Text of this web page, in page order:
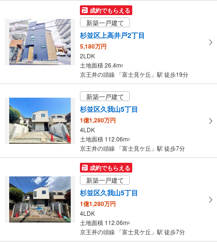
イ
ペ
ー
ジ
保
す
る
成約でもらえる
新築一戸建て
杉並区上高井戸2丁目
5,180万円
2LDK
土地面積 26.4m2
京王井の頭線 「富士見ケ丘」駅 徒歩19分
新築一戸建て
杉並区久我山5丁目
1億1,280万円
4LDK
土地面積 112.06m2
京王井の頭線 「富士見ケ丘」駅 徒歩7分
成約でもらえる
新築一戸建て
杉並区久我山5丁目
1億1,280万円
4LDK
土地面積 112.06m2
京王井の頭線 「富士見ケ丘」駅 徒歩7分